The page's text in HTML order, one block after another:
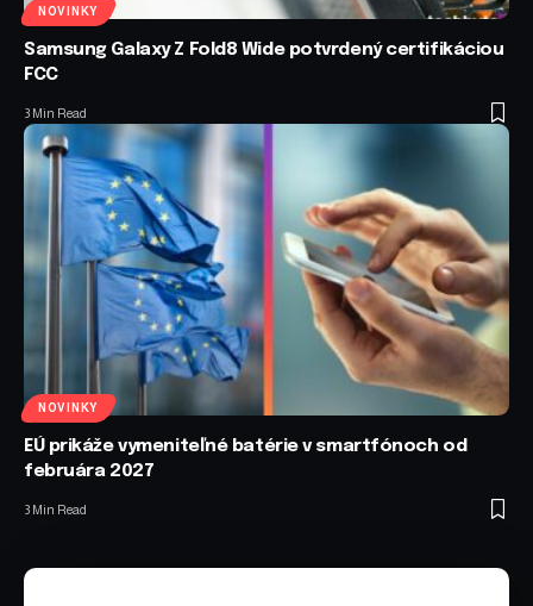
NOVINKY
Samsung Galaxy Z Fold8 Wide potvrdený certifikáciou
FCC
3 Min Read
NOVINKY
EÚ prikáže vymeniteľné batérie v smartfónoch od
februára 2027
3 Min Read